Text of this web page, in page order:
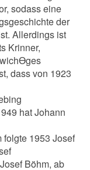
sodass eine
der
Allerdings ist
Krinner,
dass von 1923
hat Johann
folgte 1953 Josef
Böhm, ab